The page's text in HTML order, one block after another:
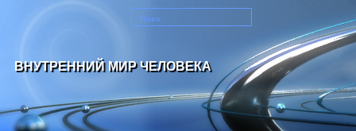
ВНУТРЕННИЙ МИР ЧЕЛОВЕКА